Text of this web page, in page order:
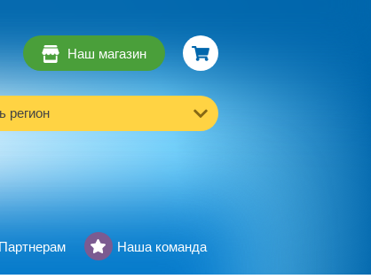
Наш магазин
регион
Партнерам Наша команда